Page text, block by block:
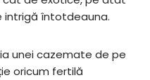
intrigă întotdeauna.
unei cazemate de pe
oricum fertilă